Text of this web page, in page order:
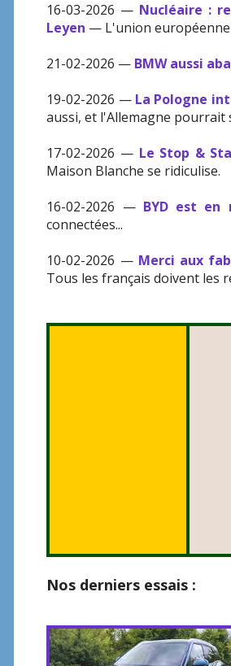
16-03-2026 — Nucléaire :
Leyen — L'union
21-02-2026 — BMW aussi
19-02-2026 — La Pologne
aussi, et l'Allemagne pourrait
17-02-2026 — Le Stop &
Maison Blanche se ridiculise.
16-02-2026 — BYD est en
connectées...
10-02-2026 — Merci aux
Tous les français doivent les
Nos derniers essais :